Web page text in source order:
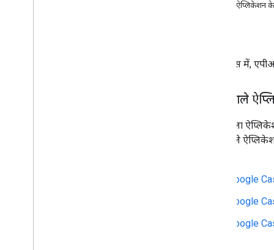
रिसीवर ऐप्लिकेशन
इस रेफ़रंस में,
भेजने वाले
भेजने वाला
भेजने वाले
Google
Google
Google